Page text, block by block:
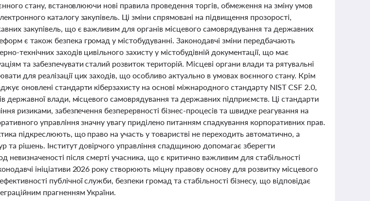
стану, встановлюючи нові правила проведення торгів, обмеження на зміну умов
каталогу закупівель. Ці зміни спрямовані на підвищення прозорості,
закупівель, що є важливим для органів місцевого самоврядування та державних
є також безпека громад у містобудуванні. Законодавчі зміни передбачають
технічних заходів цивільного захисту у містобудівній документації, що має
та забезпечувати сталий розвиток територій. Місцеві органи влади та рятувальні
для реалізації цих заходів, що особливо актуально в умовах воєнного стану. Крім
оновлені стандарти кіберзахисту на основі міжнародного стандарту NIST CSF 2.0,
державної влади, місцевого самоврядування та державних підприємств. Ці стандарти
ризиками, забезпечення безперервності бізнес-процесів та швидке реагування на
управління значну увагу приділено питанням спадкування корпоративних прав.
підкреслюють, що право на участь у товаристві не переходить автоматично, а
та рішень. Інститут довірчого управління спадщиною допомагає зберегти
невизначеності після смерті учасника, що є критично важливим для стабільності
ініціативи 2026 року створюють міцну правову основу для розвитку місцевого
публічної служби, безпеки громад та стабільності бізнесу, що відповідає
прагненням України.